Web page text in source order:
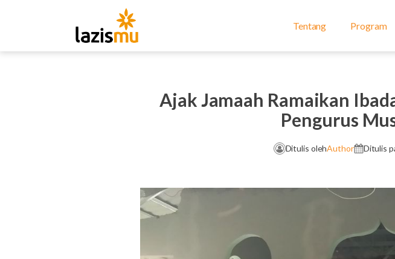
Tentang Program
Ajak Jamaah Ramaikan
Pengurus
Ditulis olehAuthor Ditulis